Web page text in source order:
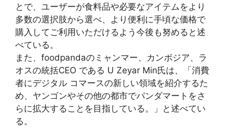
とで、ユーザーが食料品や必要なアイテムをより
多数の選択肢から選べ、より便利に手頃な価格で
購入してご利用いただけるよう今後も努めると述
べている。
また、foodpandaのミャンマー、カンボジア、ラ
オスの統括CEO である U Zeyar Min氏は、「消費
者にデジタル コマースの新しい領域を紹介するた
め、ヤンゴンやその他の都市でパンダマートをさ
らに拡大することを目指している。」と述べてい
る。